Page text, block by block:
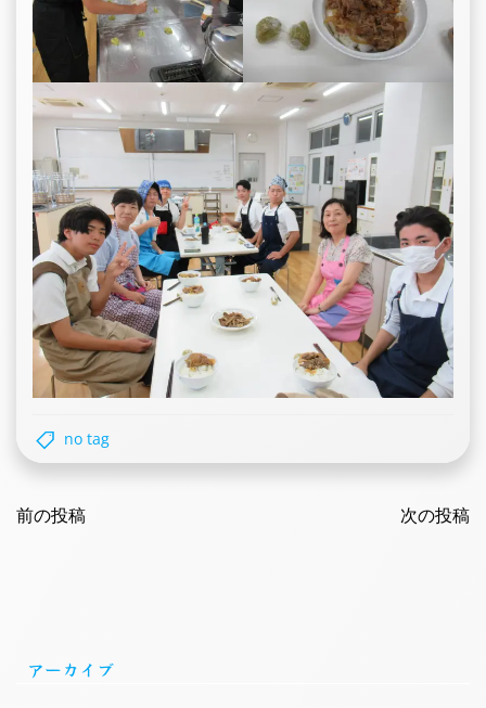
no tag
navigation
前の投稿 次の投稿
アーカイブ